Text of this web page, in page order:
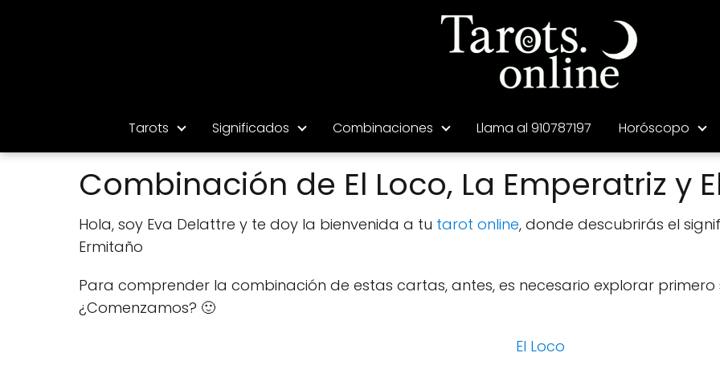
Tarots Significados Combinaciones Llama al 910787197 Horóscopo
Combinación de El Loco, La Emperatriz y
Hola, soy Eva Delattre y te doy la bienvenida a tu tarot online, donde descubrirás el
Ermitaño
Para comprender la combinación de estas cartas, antes, es necesario explorar primero
¿Comenzamos? 🙂
El Loco